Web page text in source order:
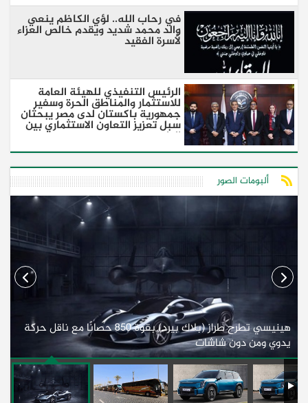
في رحاب الله.. لؤي الكاظم ينعي
والد محمد شديد ويقدم خالص العزاء
لأسرة الفقيد
الرئيس التنفيذي للهيئة العامة
للاستثمار والمناطق الحرة وسفير
جمهورية باكستان لدى مصر يبحثان
سبل تعزيز التعاون الاستثماري بين
البلدين
ألبومات الصور
هينيسي تطرح طراز (بلاك بيرد) بقوة 850 حصانًا مع ناقل حركة
يدوي ومن دون شاشات